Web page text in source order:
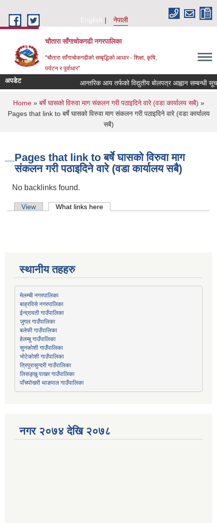
English
नेपाली
चौतारा साँगाचोकगढी नगरपालिका
"चौतारा साँगाचोकगढीको सम्बृद्धिको आधार - शिक्षा, कृषि,
पर्यटन र पूर्वाधार"
अपडेट आन्तरिक आय तर्फको विद्युतीय बोलपत्र आह्वान सम्बन्धी सूचना
You are here
Home» बर्षे घासको विरुवा माग संकलन गरी पठाइदिने वारे (वडा कार्यालय सबै) »
Pages that link to बर्षे घासको विरुवा माग संकलन गरी पठाइदिने वारे (वडा कार्यालय
सबै)
Pages that link to बर्षे घासको विरुवा माग
संकलन गरी पठाइदिने वारे (वडा कार्यालय सबै)
No backlinks found.
Primary tabs
View What links here
स्थानीय तहहरु
मेलम्ची नगरपालिका
बाह्रविसे नगरपालिका
ईन्द्रावती गाउँपालिका
जुगल गाउँपालिका
बलेफी गाउँपालिका
हेलम्बु गाउँपालिका
सुनकोशी गाउँपालिका
भोटेकोशी गाउँपालिका
त्रिपुरासुन्दरी गाउँपालिका
लिसङ्खु पाखर गाउँपालिका
पाँचपोखरी थाङपाल गाउँपालिका
नगर २०७४ देखि २०७८